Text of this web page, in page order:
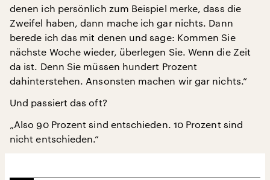
denen ich persönlich zum Beispiel merke, dass die
Zweifel haben, dann mache ich gar nichts. Dann
berede ich das mit denen und sage: Kommen Sie
nächste Woche wieder, überlegen Sie. Wenn die Zeit
da ist. Denn Sie müssen hundert Prozent
dahinterstehen. Ansonsten machen wir gar nichts.“
Und passiert das oft?
„Also 90 Prozent sind entschieden. 10 Prozent sind
nicht entschieden.“